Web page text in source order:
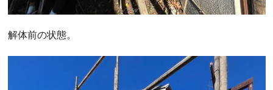
解体前の状態。